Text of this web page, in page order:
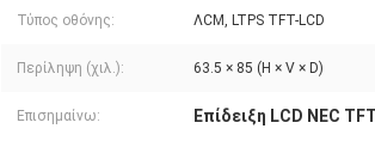
Τύπος οθόνης: ΛCM, LTPS TFT-LCD
Περίληψη (χιλ.): 63.5 × 85 (H × V × D)
Επισημαίνω: Επίδειξη LCD NEC TFT